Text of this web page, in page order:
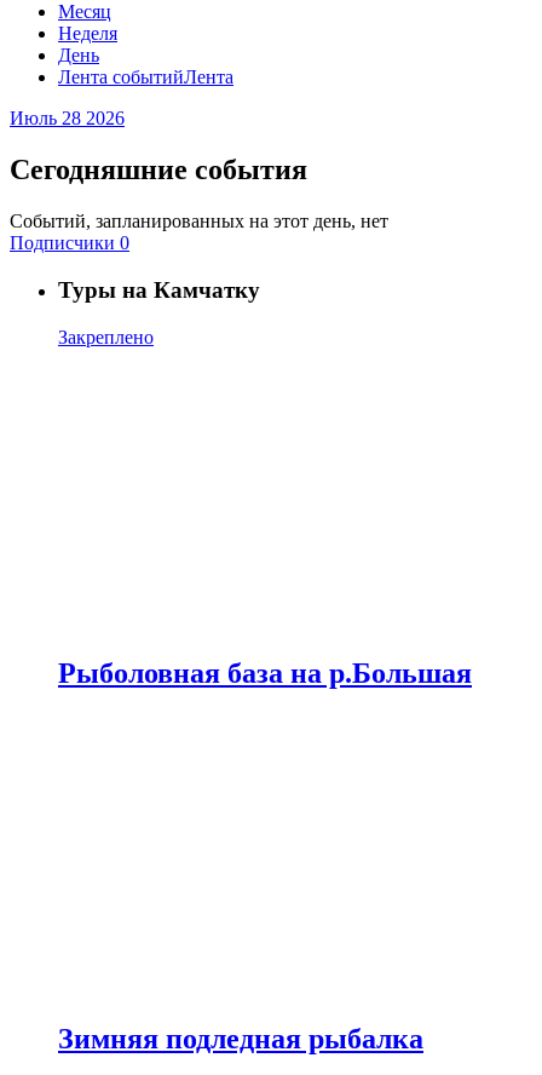
Месяц
Неделя
День
Лента событийЛента
Июль 28 2026
Сегодняшние события
Событий, запланированных на этот день, нет
Подписчики 0
Туры на Камчатку
Закреплено
Рыболовная база на р.Большая
Зимняя подледная рыбалка